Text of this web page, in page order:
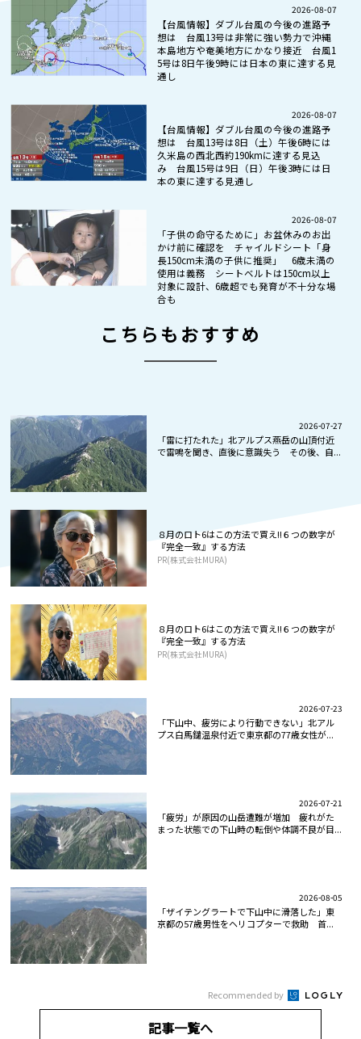
2026-08-07
【台風情報】ダブル台風の今後の進路予
想は 台風13号は非常に強い勢力で沖縄
本島地方や奄美地方にかなり接近 台風1
5号は8日午後9時には日本の東に達する見
通し
2026-08-07
【台風情報】ダブル台風の今後の進路予
想は 台風13号は8日（土）午後6時には
久米島の西北西約190kmに達する見込
み 台風15号は9日（日）午後3時には日
本の東に達する見通し
2026-08-07
「子供の命守るために」お盆休みのお出
かけ前に確認を チャイルドシート「身
長150cm未満の子供に推奨」 6歳未満の
使用は義務 シートベルトは150cm以上
対象に設計、6歳超でも発育が不十分な場
合も
こちらもおすすめ
2026-07-27
「雷に打たれた」北アルプス燕岳の山頂付近
で雷鳴を聞き、直後に意識失う その後、自...
８月のロト6はこの方法で買え!!６つの数字が
『完全一致』する方法
PR(株式会社MURA)
８月のロト6はこの方法で買え!!６つの数字が
『完全一致』する方法
PR(株式会社MURA)
2026-07-23
「下山中、疲労により行動できない」北アル
プス白馬鑓温泉付近で東京都の77歳女性が...
2026-07-21
「疲労」が原因の山岳遭難が増加 疲れがた
まった状態での下山時の転倒や体調不良が目...
2026-08-05
「ザイテングラートで下山中に滑落した」東
京都の57歳男性をヘリコプターで救助 首...
Recommended by
記事一覧へ